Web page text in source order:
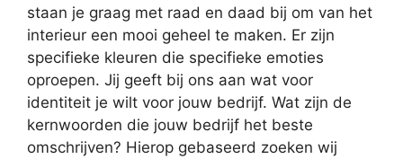
staan je graag met raad en daad bij om van het
interieur een mooi geheel te maken. Er zijn
specifieke kleuren die specifieke emoties
oproepen. Jij geeft bij ons aan wat voor
identiteit je wilt voor jouw bedrijf. Wat zijn de
kernwoorden die jouw bedrijf het beste
omschrijven? Hierop gebaseerd zoeken wij